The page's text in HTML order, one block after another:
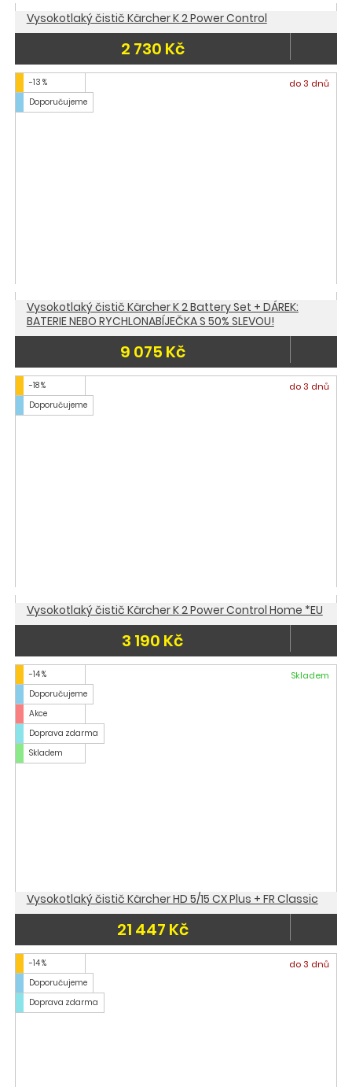
Vysokotlaký čistič Kärcher K 2 Power Control
2 730 Kč
-13 %
Doporučujeme
do 3 dnů
Vysokotlaký čistič Kärcher K 2 Battery Set + DÁREK:
BATERIE NEBO RYCHLONABÍJEČKA S 50% SLEVOU!
9 075 Kč
-18 %
Doporučujeme
do 3 dnů
Vysokotlaký čistič Kärcher K 2 Power Control Home *EU
3 190 Kč
-14 %
Doporučujeme
Akce
Doprava zdarma
Skladem
Skladem
Vysokotlaký čistič Kärcher HD 5/15 CX Plus + FR Classic
21 447 Kč
-14 %
Doporučujeme
Doprava zdarma
do 3 dnů